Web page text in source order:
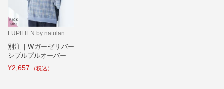
LUPILIEN by natulan
別注｜Wガーゼリバー
シブルプルオーバー
¥2,657